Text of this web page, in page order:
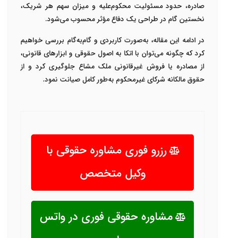
صادره، حدود مسئولیت محکوم‌علیه و میزان سهم هر شریک،
نخستین گام در طراحی یک دفاع مؤثر محسوب می‌شود.
در ادامه این مقاله، به‌صورت کاربردی و گام‌به‌گام بررسی خواهیم
کرد که چگونه می‌توان با اتکا به اصول حقوقی و ابزارهای قانونی،
از مصادره یا فروش غیرقانونی ملک مشاع جلوگیری کرد و از
حقوق مالکانه شرکای غیرمحکوم به‌طور کامل صیانت نمود.
رزرو فوری مشاوره حقوقی با
وکیل متخصص
مشاوره حقوقی فوری در واتس